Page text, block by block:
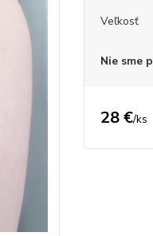
Veľkosť
Nie sme
28 €/ks